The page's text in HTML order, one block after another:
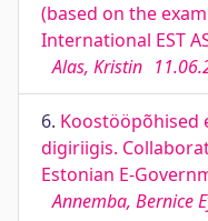
(based on the
International EST
Alas, Kristin
6. Koostööpõhised
digiriigis.
Estonian E-
Annemba, Bernice